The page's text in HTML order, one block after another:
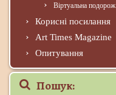
Віртуальна подорож
Корисні посилання
Art Times Magazine
Опитування
Пошук: